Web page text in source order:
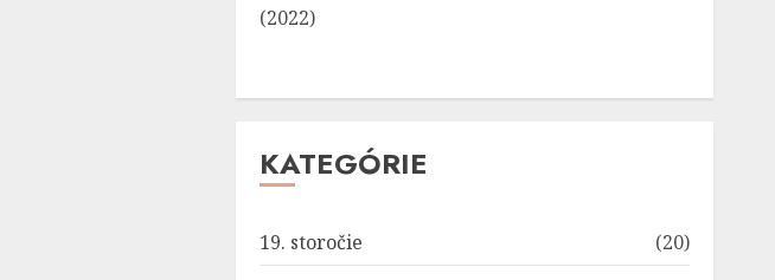
(2022)
KATEGÓRIE
19. storočie
(20)